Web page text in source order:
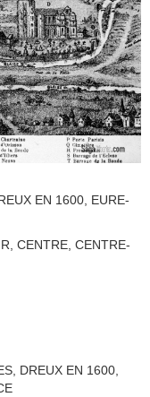
EN 1600, EURE-
CENTRE, CENTRE-
DREUX EN 1600,